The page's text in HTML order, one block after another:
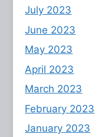
July 2023
June 2023
May 2023
April 2023
March 2023
February 2023
January 2023